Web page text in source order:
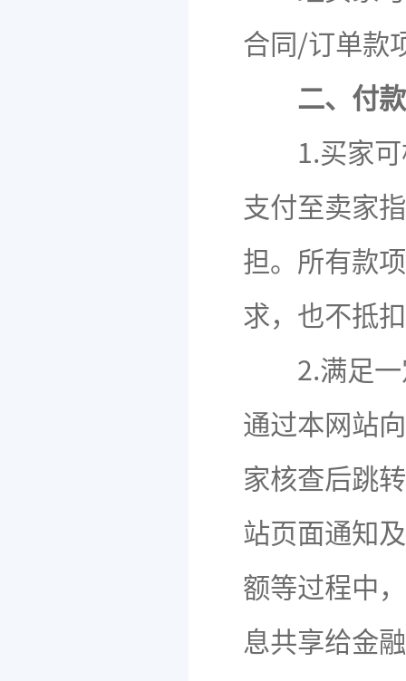
合同/订单款
二、付
1.买家可根
支付至卖家
担。所有款
求，也不抵
2.满足一定
通过本网站
家核查后跳
站页面通知
额等过程中
息共享给金